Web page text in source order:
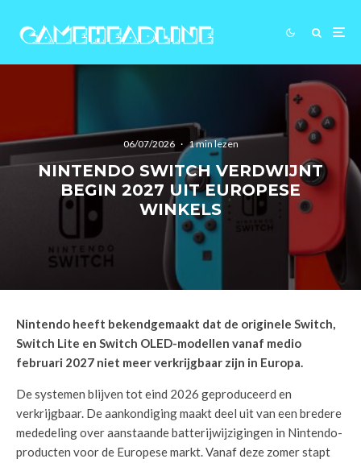
06/07/2026 · 1 min lezen
NINTENDO SWITCH VERDWIJNT
BEGIN 2027 UIT EUROPESE
WINKELS
Nintendo heeft bekendgemaakt dat de originele Switch,
Switch Lite en Switch OLED-modellen vanaf medio
februari 2027 niet meer verkrijgbaar zijn in Europa.
De systemen blijven tot eind 2026 geproduceerd en
verkrijgbaar. De aankondiging maakt deel uit van een bredere
mededeling over aanstaande batterijwijzigingen in Nintendo-
producten voor de Europese markt. Vanaf deze zomer stapt